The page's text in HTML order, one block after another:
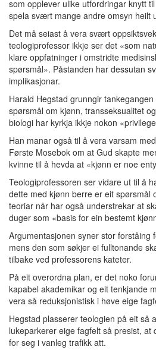
som opplever ulike utfordringar knytt
spela svært mange andre omsyn heilt
Det må seiast å vera svært
teologiprofessor ikkje ser det «som
klare oppfatninger i omstridte
spørsmål». Påstanden har dessutan
implikasjonar.
Harald Hegstad grunngir
spørsmål om kjønn, transseksualitet
biologi har kyrkja ikkje nokon
Han manar også til å vera varsam
Første Mosebok om at Gud skapte
kvinne til å hevda at «kjønn er noe
Teologiprofessoren ser vidare ut til å
dette med kjønn berre er eit spørsmål
teoriar når har også understrekar at
duger som «basis for ein bestemt
Argumentasjonen syner stor forståing
mens den som søkjer ei fulltonande
tilbake ved professorens kateter.
På eit overordna plan, er det noko
kapabel akademikar og eit tenkjande
vera så reduksjonistisk i høve eige
Hegstad plasserer teologien på eit så
lukeparkerer eige fagfelt så presist, at
for seg i vanleg trafikk att.